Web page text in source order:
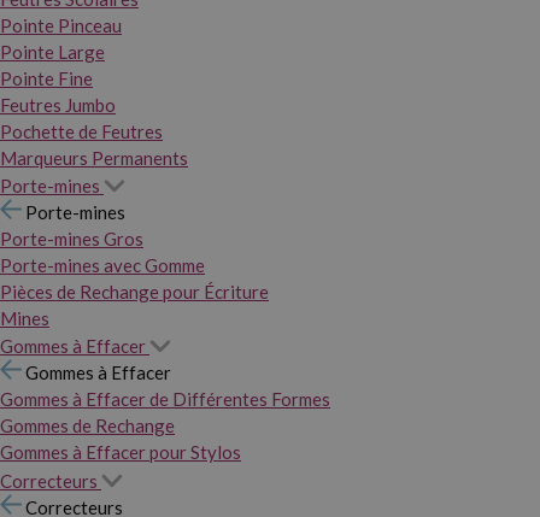
Pointe Pinceau
Pointe Large
Pointe Fine
Feutres Jumbo
Pochette de Feutres
Marqueurs Permanents
Porte-mines
Porte-mines
Porte-mines Gros
Porte-mines avec Gomme
Pièces de Rechange pour Écriture
Mines
Gommes à Effacer
Gommes à Effacer
Gommes à Effacer de Différentes Formes
Gommes de Rechange
Gommes à Effacer pour Stylos
Correcteurs
Correcteurs